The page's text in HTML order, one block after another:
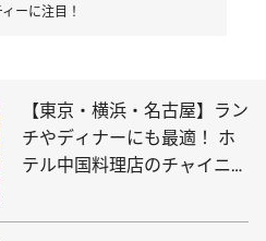
ーに注目！
【東京・横浜・名古屋】ラン
チやディナーにも最適！ ホ
テル中国料理店のチャイニー